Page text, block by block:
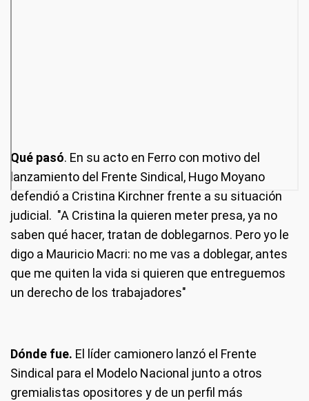
Qué pasó. En su acto en Ferro con motivo del
lanzamiento del Frente Sindical, Hugo Moyano
defendió a Cristina Kirchner frente a su situación
judicial. "A Cristina la quieren meter presa, ya no
saben qué hacer, tratan de doblegarnos. Pero yo le
digo a Mauricio Macri: no me vas a doblegar, antes
que me quiten la vida si quieren que entreguemos
un derecho de los trabajadores"
Dónde fue. El líder camionero lanzó el Frente
Sindical para el Modelo Nacional junto a otros
gremialistas opositores y de un perfil más